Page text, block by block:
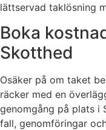
lättservad taklösning
Boka
Skotthed
Osäker på om taket
räcker med en
genomgång på plats i
fall, genomföringar